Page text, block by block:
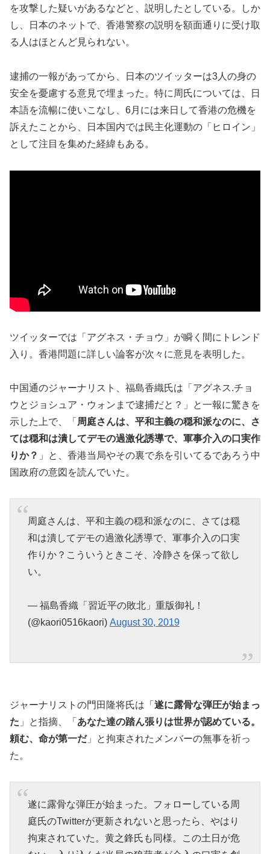
を攻撃した疑いがあるなどと、説明したとしている。しか
し、日本のネットで、香港警察の説明を額面通りに受け取
る人はほとんど見られない。
逮捕の一報があってから、日本のツイッターは3人の身の
安全を憂慮する意見で埋まった。特に周氏については、日
本語を流暢に使いこなし、6月には来日して香港の危機を
訴えたことから、日本国内では民主化運動の「ヒロイン」
として注目を集めた経緯もある。
ツイッターでは「アグネス・チョウ」が瞬く間にトレンド
入り。香港問題に詳しい論客が次々に意見を表明した。
中国通のジャーナリスト、福島香織氏は「アグネス.チョ
ウとジョシュア・ウォンまで逮捕だと？」と一報に驚きを
示した上で、「 周庭さんは、平和主義の穏和派なのに、さ
ては穏和は潰してデモの過激化誘導で、軍事介入の口実作
りか？ 」と、香港当局やその裏で糸を引いてるであろう中
国政府の意図を読んでいた。
周庭さんは、平和主義の穏和派なのに、さては穏
和は潰してデモの過激化誘導で、軍事介入の口実
作りか？こういうときこそ、冷静さを保って欲し
い。
— 福島香織「習近平の敗北」重版御礼！
(@kaori0516kaori) August 30, 2019
ジャーナリストの門田隆将氏は「 遂に露骨な弾圧が始まっ
た 」と指摘、「 あなた達の踏ん張りは世界が認めている。
頼む、命が第一だ」と拘束されたメンバーの無事を祈っ
た。
遂に露骨な弾圧が始まった。フォローしている周
庭氏のTwitterが更新されないと思ったら、やはり
拘束されていた。黄之鋒氏も同様。この土日が危